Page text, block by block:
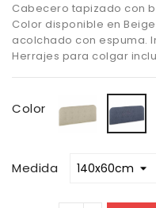
Cabecero tapizado con
Color disponible en
acolchado con espuma.
Herrajes para colgar
Color
Medida